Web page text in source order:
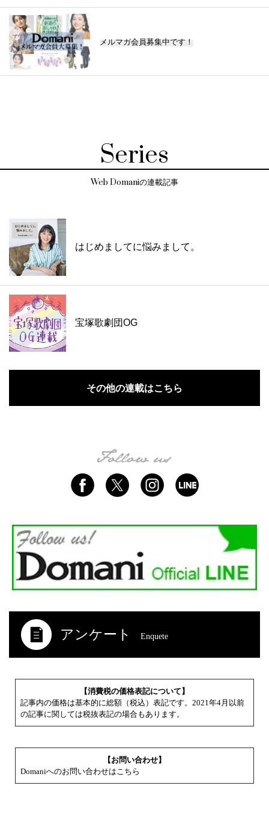
メルマガ会員募集中です！
Series
Web Domaniの連載記事
はじめましてに悩みまして。
宝塚歌劇団OG
その他の連載はこちら
アンケート Enquete
【消費税の価格表記について】
記事内の価格は基本的に総額（税込）表記です。2021年4月以前
の記事に関しては税抜表記の場合もあります。
【お問い合わせ】
Domaniへのお問い合わせはこちら